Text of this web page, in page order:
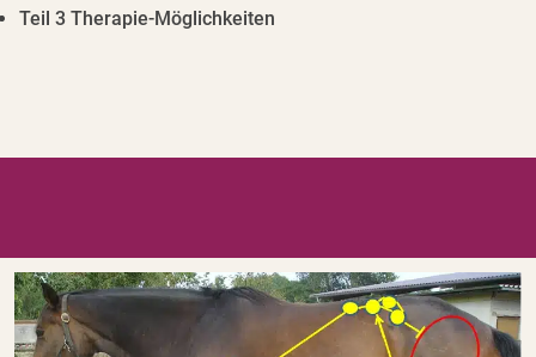
Teil 3 Therapie-Möglichkeiten